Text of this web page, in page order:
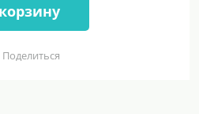
Поделиться